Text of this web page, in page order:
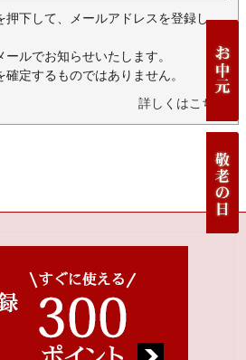
押下して、メールアドレスを登録し
ルでお知らせいたします。
定するものではありません。
詳しくはこちら